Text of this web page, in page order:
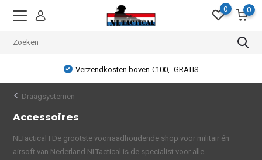
0 0
Verzendkosten boven €100,- GRATIS
Draagsystemen
Accessoires
NLTactical I De grootste voorraadhoudende shop voor militair én
airsoft van Nederland NLTactical is de specialist voor alle